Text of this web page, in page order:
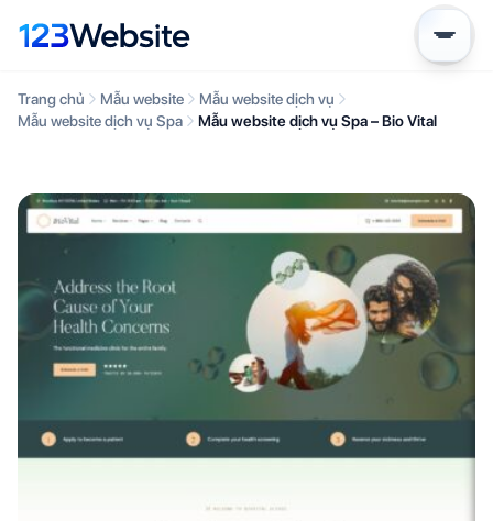
Trang chủ Mẫu website
Mẫu website dịch vụ
Mẫu website dịch vụ Spa
Mẫu website dịch vụ Spa – Bio Vital